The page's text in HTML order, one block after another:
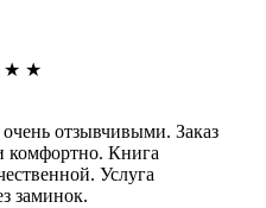
★ ★
отзывчивыми. Заказ
комфортно. Книга
Услуга
заминок.